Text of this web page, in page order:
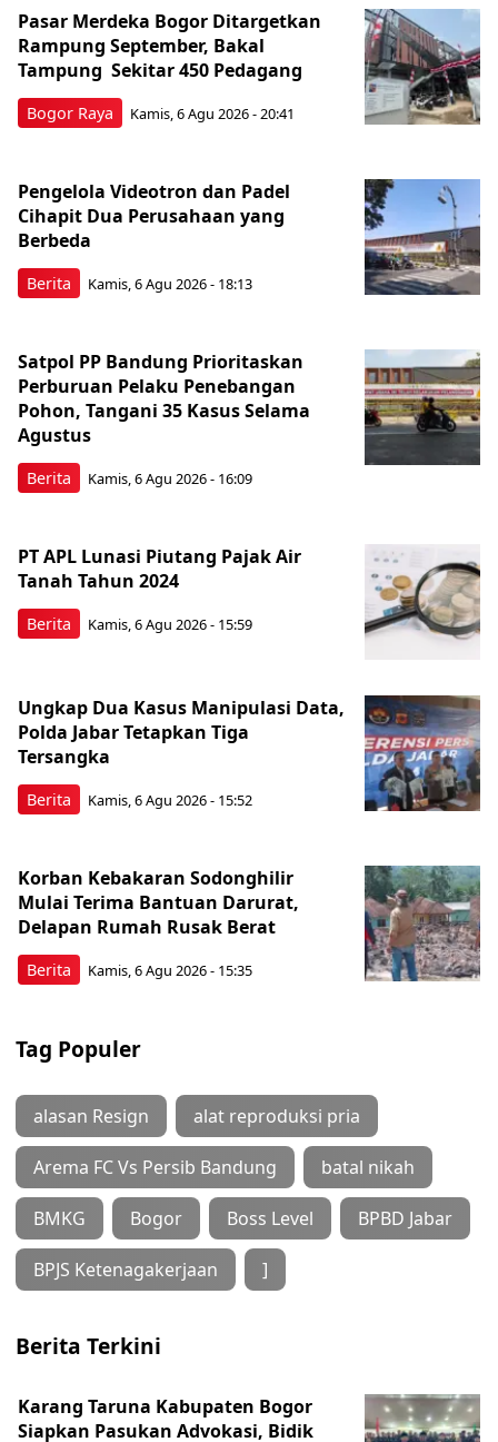
Bogor Raya
Pasar Merdeka Bogor Ditargetkan
Rampung September, Bakal
Tampung Sekitar 450 Pedagang
Kamis, 6 Agu 2026 - 20:41
Berita
Pengelola Videotron dan Padel
Cihapit Dua Perusahaan yang
Berbeda
Kamis, 6 Agu 2026 - 18:13
Berita
Satpol PP Bandung Prioritaskan
Perburuan Pelaku Penebangan
Pohon, Tangani 35 Kasus Selama
Agustus
Kamis, 6 Agu 2026 - 16:09
Berita
PT APL Lunasi Piutang Pajak Air
Tanah Tahun 2024
Kamis, 6 Agu 2026 - 15:59
Berita
Ungkap Dua Kasus Manipulasi Data,
Polda Jabar Tetapkan Tiga
Tersangka
Kamis, 6 Agu 2026 - 15:52
Berita
Korban Kebakaran Sodonghilir
Mulai Terima Bantuan Darurat,
Delapan Rumah Rusak Berat
Kamis, 6 Agu 2026 - 15:35
Tag Populer
alasan Resign alat reproduksi pria
Arema FC Vs Persib Bandung batal nikah
BMKG Bogor Boss Level BPBD Jabar
BPJS Ketenagakerjaan ]
Berita Terkini
Karang Taruna Kabupaten Bogor
Siapkan Pasukan Advokasi, Bidik